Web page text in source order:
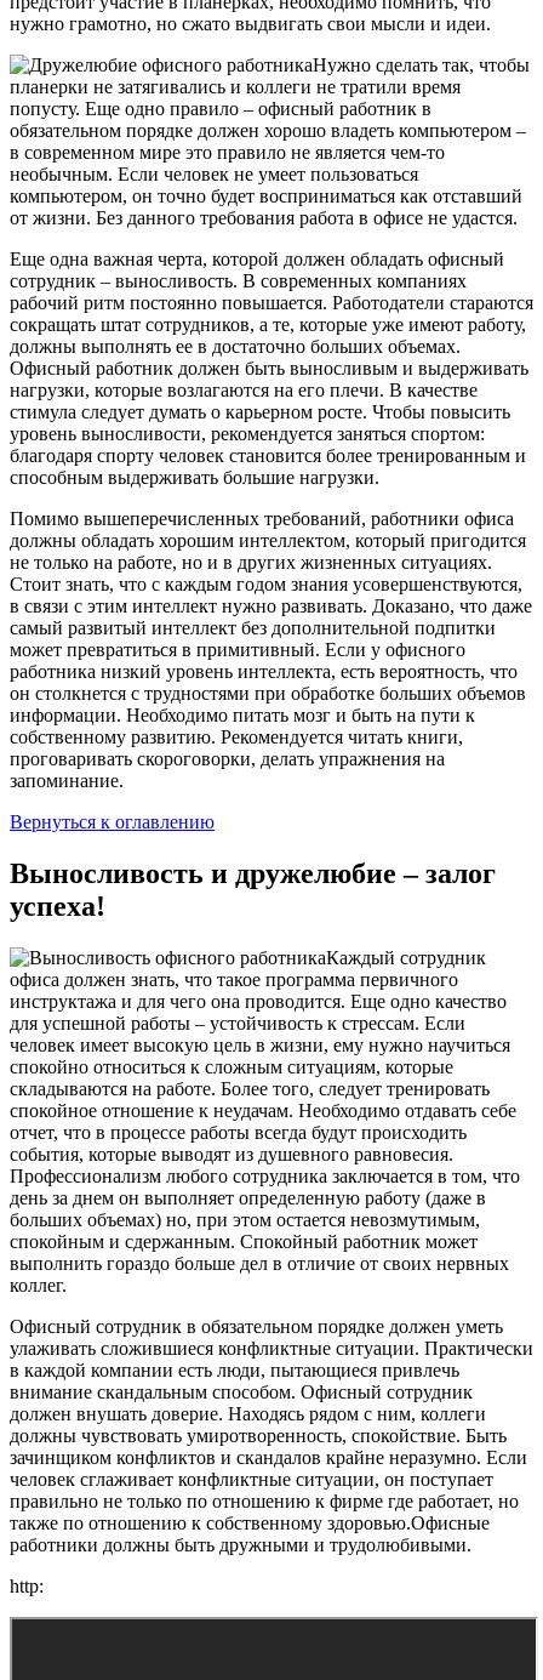
нужно грамотно, но сжато выдвигать свои мысли и идеи.
Нужно сделать так, чтобы
планерки не затягивались и коллеги не тратили время
попусту. Еще одно правило – офисный работник в
обязательном порядке должен хорошо владеть компьютером –
в современном мире это правило не является чем-то
необычным. Если человек не умеет пользоваться
компьютером, он точно будет восприниматься как отставший
от жизни. Без данного требования работа в офисе не удастся.
Еще одна важная черта, которой должен обладать офисный
сотрудник – выносливость. В современных компаниях
рабочий ритм постоянно повышается. Работодатели стараются
сокращать штат сотрудников, а те, которые уже имеют работу,
должны выполнять ее в достаточно больших объемах.
Офисный работник должен быть выносливым и выдерживать
нагрузки, которые возлагаются на его плечи. В качестве
стимула следует думать о карьерном росте. Чтобы повысить
уровень выносливости, рекомендуется заняться спортом:
благодаря спорту человек становится более тренированным и
способным выдерживать большие нагрузки.
Помимо вышеперечисленных требований, работники офиса
должны обладать хорошим интеллектом, который пригодится
не только на работе, но и в других жизненных ситуациях.
Стоит знать, что с каждым годом знания усовершенствуются,
в связи с этим интеллект нужно развивать. Доказано, что даже
самый развитый интеллект без дополнительной подпитки
может превратиться в примитивный. Если у офисного
работника низкий уровень интеллекта, есть вероятность, что
он столкнется с трудностями при обработке больших объемов
информации. Необходимо питать мозг и быть на пути к
собственному развитию. Рекомендуется читать книги,
проговаривать скороговорки, делать упражнения на
запоминание.
Вернуться к оглавлению
Выносливость и дружелюбие – залог
успеха!
Каждый сотрудник
офиса должен знать, что такое программа первичного
инструктажа и для чего она проводится. Еще одно качество
для успешной работы – устойчивость к стрессам. Если
человек имеет высокую цель в жизни, ему нужно научиться
спокойно относиться к сложным ситуациям, которые
складываются на работе. Более того, следует тренировать
спокойное отношение к неудачам. Необходимо отдавать себе
отчет, что в процессе работы всегда будут происходить
события, которые выводят из душевного равновесия.
Профессионализм любого сотрудника заключается в том, что
день за днем он выполняет определенную работу (даже в
больших объемах) но, при этом остается невозмутимым,
спокойным и сдержанным. Спокойный работник может
выполнить гораздо больше дел в отличие от своих нервных
коллег.
Офисный сотрудник в обязательном порядке должен уметь
улаживать сложившиеся конфликтные ситуации. Практически
в каждой компании есть люди, пытающиеся привлечь
внимание скандальным способом. Офисный сотрудник
должен внушать доверие. Находясь рядом с ним, коллеги
должны чувствовать умиротворенность, спокойствие. Быть
зачинщиком конфликтов и скандалов крайне неразумно. Если
человек сглаживает конфликтные ситуации, он поступает
правильно не только по отношению к фирме где работает, но
также по отношению к собственному здоровью.Офисные
работники должны быть дружными и трудолюбивыми.
http: